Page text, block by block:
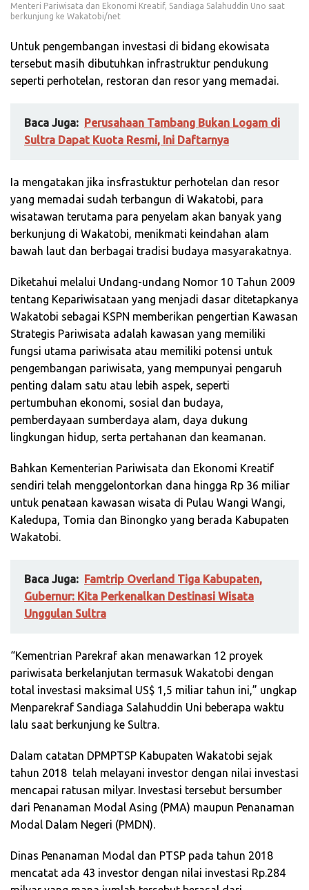
Menteri Pariwisata dan Ekonomi Kreatif, Sandiaga Salahuddin Uno saat
berkunjung ke Wakatobi/net
Untuk pengembangan investasi di bidang ekowisata
tersebut masih dibutuhkan infrastruktur pendukung
seperti perhotelan, restoran dan resor yang memadai.
Baca Juga: Perusahaan Tambang Bukan Logam di
Sultra Dapat Kuota Resmi, Ini Daftarnya
Ia mengatakan jika insfrastuktur perhotelan dan resor
yang memadai sudah terbangun di Wakatobi, para
wisatawan terutama para penyelam akan banyak yang
berkunjung di Wakatobi, menikmati keindahan alam
bawah laut dan berbagai tradisi budaya masyarakatnya.
Diketahui melalui Undang-undang Nomor 10 Tahun 2009
tentang Kepariwisataan yang menjadi dasar ditetapkanya
Wakatobi sebagai KSPN memberikan pengertian Kawasan
Strategis Pariwisata adalah kawasan yang memiliki
fungsi utama pariwisata atau memiliki potensi untuk
pengembangan pariwisata, yang mempunyai pengaruh
penting dalam satu atau lebih aspek, seperti
pertumbuhan ekonomi, sosial dan budaya,
pemberdayaan sumberdaya alam, daya dukung
lingkungan hidup, serta pertahanan dan keamanan.
Bahkan Kementerian Pariwisata dan Ekonomi Kreatif
sendiri telah menggelontorkan dana hingga Rp 36 miliar
untuk penataan kawasan wisata di Pulau Wangi Wangi,
Kaledupa, Tomia dan Binongko yang berada Kabupaten
Wakatobi.
Baca Juga: Famtrip Overland Tiga Kabupaten,
Gubernur: Kita Perkenalkan Destinasi Wisata
Unggulan Sultra
“Kementrian Parekraf akan menawarkan 12 proyek
pariwisata berkelanjutan termasuk Wakatobi dengan
total investasi maksimal US$ 1,5 miliar tahun ini,” ungkap
Menparekraf Sandiaga Salahuddin Uni beberapa waktu
lalu saat berkunjung ke Sultra.
Dalam catatan DPMPTSP Kabupaten Wakatobi sejak
tahun 2018 telah melayani investor dengan nilai investasi
mencapai ratusan milyar. Investasi tersebut bersumber
dari Penanaman Modal Asing (PMA) maupun Penanaman
Modal Dalam Negeri (PMDN).
Dinas Penanaman Modal dan PTSP pada tahun 2018
mencatat ada 43 investor dengan nilai investasi Rp.284